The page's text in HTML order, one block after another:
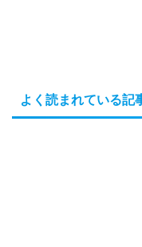
よく読まれている記